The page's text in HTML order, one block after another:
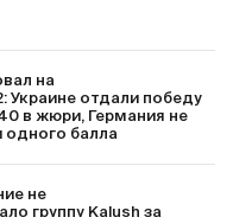
на
Украине отдали победу
в жюри, Германия не
одного балла
не
группу Kalush за